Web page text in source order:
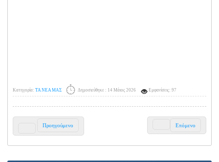
Κατηγορία: ΤΑ ΝΕΑ ΜΑΣ Δημοσιεύθηκε : 14 Μάιος 2026 Εμφανίσεις: 97
Προηγούμενο Επόμενο